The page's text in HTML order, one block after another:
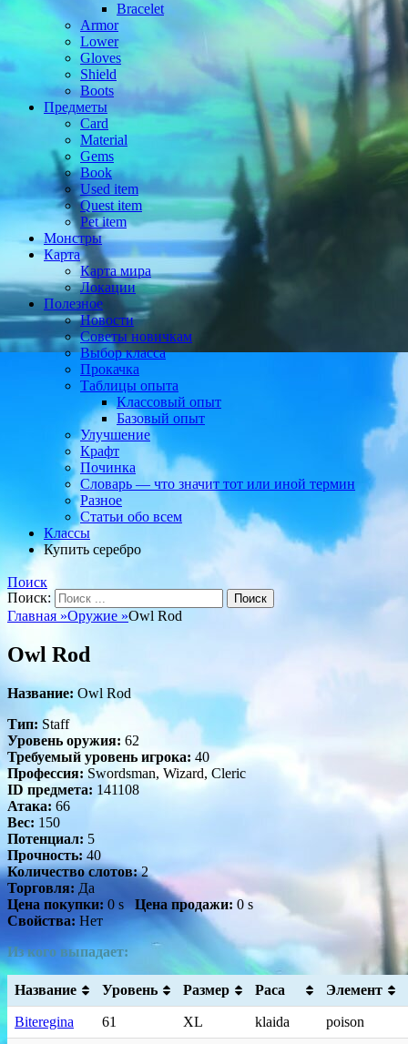
Bracelet
Armor
Lower
Gloves
Shield
Boots
Предметы
Card
Material
Gems
Book
Used item
Quest item
Pet item
Монстры
Карта
Карта мира
Локации
Полезное
Новости
Советы новичкам
Выбор класса
Прокачка
Таблицы опыта
Классовый опыт
Базовый опыт
Улучшение
Крафт
Починка
Словарь — что значит тот или иной термин
Разное
Статьи обо всем
Классы
Купить серебро
Поиск
Поиск:
Главная »Оружие »Owl Rod
Owl Rod
Название: Owl Rod
Тип: Staff
Уровень оружия: 62
Требуемый уровень игрока: 40
Профессия: Swordsman, Wizard, Cleric
ID предмета: 141108
Атака: 66
Вес: 150
Потенциал: 5
Прочность: 40
Количество слотов:2
Торговля: Да
Цена покупки: 0 s Цена продажи: 0 s
Свойства: Нет
Из кого выпадает:
Название Уровень Размер Раса Элемент
Biteregina 61 XL klaida poison